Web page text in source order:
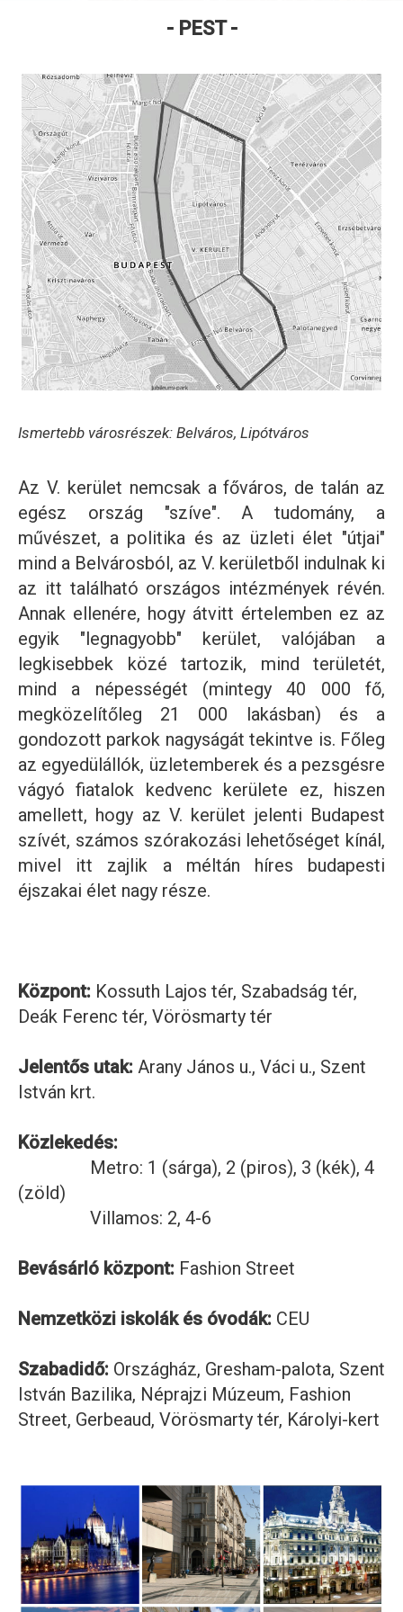
- PEST -
Ismertebb városrészek: Belváros, Lipótváros
Az V. kerület nemcsak a főváros, de talán az
egész ország "szíve". A tudomány, a
művészet, a politika és az üzleti élet "útjai"
mind a Belvárosból, az V. kerületből indulnak ki
az itt található országos intézmények révén.
Annak ellenére, hogy átvitt értelemben ez az
egyik "legnagyobb" kerület, valójában a
legkisebbek közé tartozik, mind területét,
mind a népességét (mintegy 40 000 fő,
megközelítőleg 21 000 lakásban) és a
gondozott parkok nagyságát tekintve is. Főleg
az egyedülállók, üzletemberek és a pezsgésre
vágyó fiatalok kedvenc kerülete ez, hiszen
amellett, hogy az V. kerület jelenti Budapest
szívét, számos szórakozási lehetőséget kínál,
mivel itt zajlik a méltán híres budapesti
éjszakai élet nagy része.
Központ: Kossuth Lajos tér, Szabadság tér,
Deák Ferenc tér, Vörösmarty tér
Jelentős utak: Arany János u., Váci u., Szent
István krt.
Közlekedés:
Metro: 1 (sárga), 2 (piros), 3 (kék), 4
(zöld)
Villamos: 2, 4-6
Bevásárló központ: Fashion Street
Nemzetközi iskolák és óvodák: CEU
Szabadidő: Országház, Gresham-palota, Szent
István Bazilika, Néprajzi Múzeum, Fashion
Street, Gerbeaud, Vörösmarty tér, Károlyi-kert